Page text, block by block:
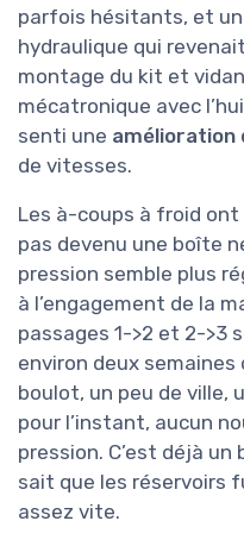
parfois hésitants, et
hydraulique qui
montage du kit et
mécatronique avec
senti une amélioration
de vitesses.
Les à-coups à froid ont
pas devenu une boîte
pression semble plus
à l’engagement de la
passages 1->2 et 2->3
environ deux
boulot, un peu de ville,
pour l’instant, aucun
pression. C’est déjà
sait que les réservoirs
assez vite.